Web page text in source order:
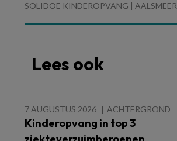
SOLIDOE KINDEROPVANG | AALSMEER
Lees ook
7 AUGUSTUS 2026 ACHTERGROND
Kinderopvang in top 3